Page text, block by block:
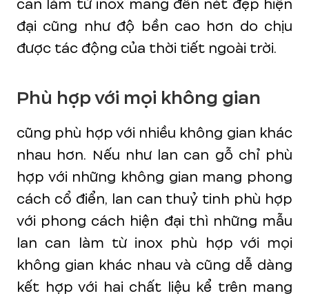
can làm từ inox mang đến nét đẹp hiện
đại cũng như độ bền cao hơn do chịu
được tác động của thời tiết ngoài trời.
Phù hợp với mọi không gian
cũng phù hợp với nhiều không gian khác
nhau hơn. Nếu như lan can gỗ chỉ phù
hợp với những không gian mang phong
cách cổ điển, lan can thuỷ tinh phù hợp
với phong cách hiện đại thì những mẫu
lan can làm từ inox phù hợp với mọi
không gian khác nhau và cũng dễ dàng
kết hợp với hai chất liệu kể trên mang